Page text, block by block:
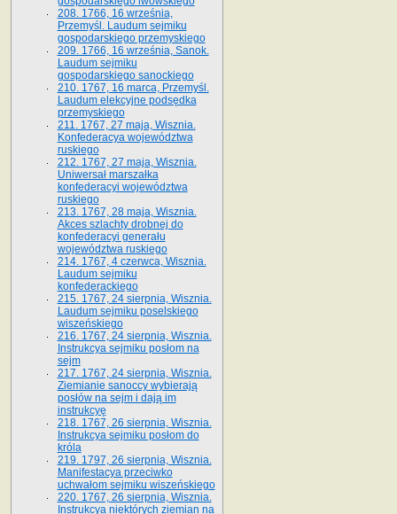
208. 1766, 16 września,
Przemyśl. Laudum sejmiku
gospodarskiego przemyskiego
209. 1766, 16 września, Sanok.
Laudum sejmiku
gospodarskiego sanockiego
210. 1767, 16 marca, Przemyśl.
Laudum elekcyjne podsędka
przemyskiego
211. 1767, 27 maja, Wisznia.
Konfederacya województwa
ruskiego
212. 1767, 27 maja, Wisznia.
Uniwersał marszałka
konfederacyi województwa
ruskiego
213. 1767, 28 maja, Wisznia.
Akces szlachty drobnej do
konfederacyi generału
województwa ruskiego
214. 1767, 4 czerwca, Wisznia.
Laudum sejmiku
konfederackiego
215. 1767, 24 sierpnia, Wisznia.
Laudum sejmiku poselskiego
wiszeńskiego
216. 1767, 24 sierpnia, Wisznia.
Instrukcya sejmiku posłom na
sejm
217. 1767, 24 sierpnia, Wisznia.
Ziemianie sanoccy wybierają
posłów na sejm i dają im
instrukcyę
218. 1767, 26 sierpnia, Wisznia.
Instrukcya sejmiku posłom do
króla
219. 1797, 26 sierpnia, Wisznia.
Manifestacya przeciwko
uchwałom sejmiku wiszeńskiego
220. 1767, 26 sierpnia, Wisznia.
Instrukcya niektórych ziemian na